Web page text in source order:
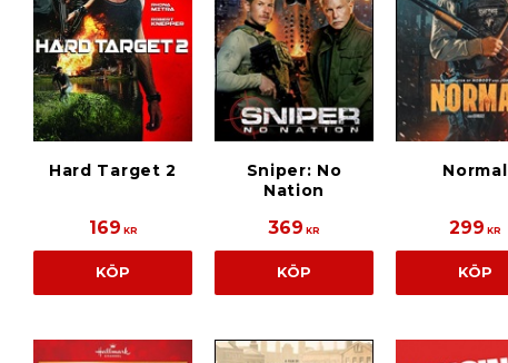
Hard Target 2
169 KR
KÖP
Sniper: No
Nation
369 KR
KÖP
Normal
299 KR
KÖP